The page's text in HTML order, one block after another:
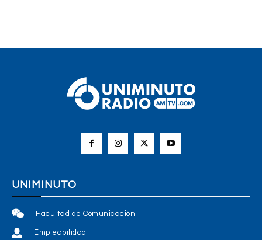
UNIMINUTO
Facultad de Comunicación
Empleabilidad